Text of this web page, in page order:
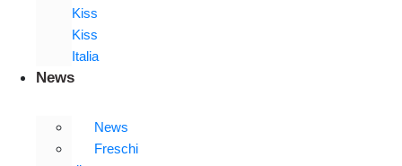
Kiss
Kiss
Italia
News
News
Freschi